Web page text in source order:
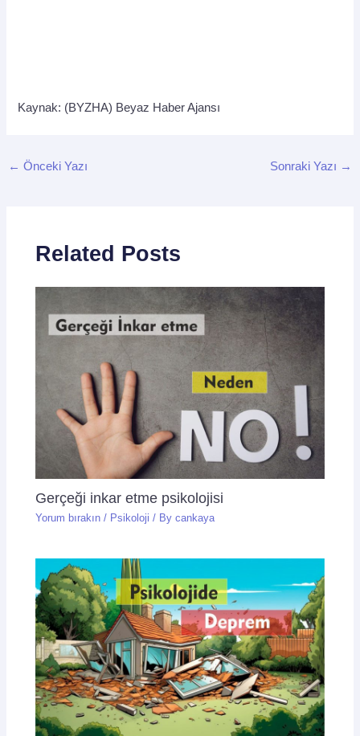
Kaynak: (BYZHA) Beyaz Haber Ajansı
← Önceki Yazı Sonraki Yazı →
Related Posts
Gerçeği inkar etme psikolojisi
Yorum bırakın / Psikoloji / Bycankaya